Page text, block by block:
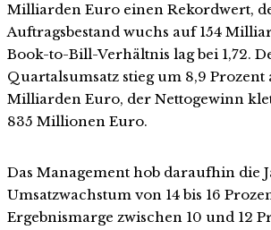
Milliarden Euro einen Rekordwert,
Auftragsbestand wuchs auf 154
Book-to-Bill-Verhältnis lag bei 1,72.
Quartalsumsatz stieg um 8,9 Prozent
Milliarden Euro, der Nettogewinn
835 Millionen Euro.
Das Management hob daraufhin die
Umsatzwachstum von 14 bis 16
Ergebnismarge zwischen 10 und 12